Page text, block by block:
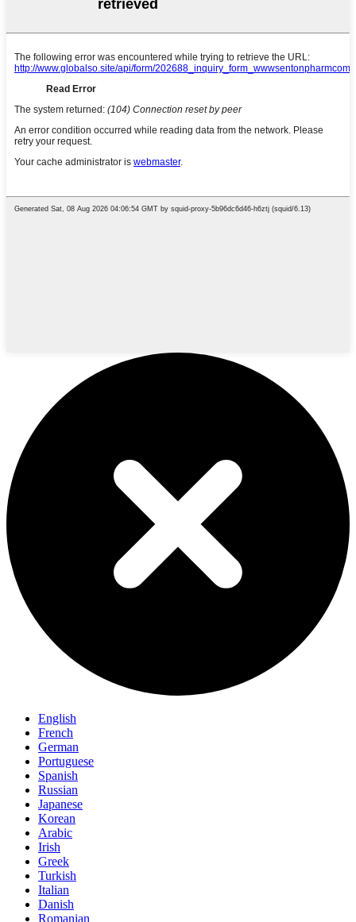
English
French
German
Portuguese
Spanish
Russian
Japanese
Korean
Arabic
Irish
Greek
Turkish
Italian
Danish
Romanian